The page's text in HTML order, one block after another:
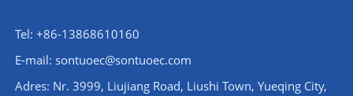
Tel: +86-13868610160
E-mail: sontuoec@sontuoec.com
Adres: Nr. 3999, Liujiang Road, Liushi Town, Yueqing City,